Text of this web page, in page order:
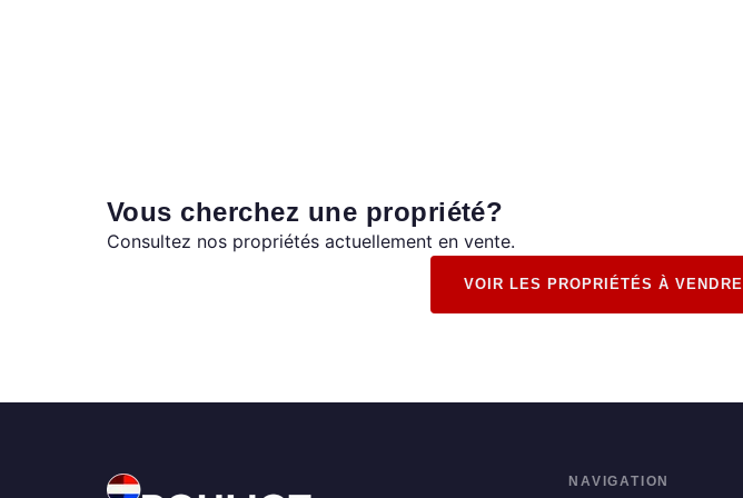
Vous cherchez une propriété?
Consultez nos propriétés actuellement en vente.
VOIR LES PROPRIÉTÉS À VENDRE
NAVIGATION